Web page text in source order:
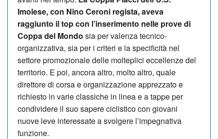
Imolese, con Nino Ceroni regista, aveva
raggiunto il top con l’inserimento nelle prove di
Coppa del Mondo sia per valenza tecnico-
organizzativa, sia per i criteri e la specificità nel
settore promozionale delle molteplici eccellenze del
territorio. E poi, ancora altro, molto altro, quale
direttore di corsa e organizzazione apprezzato e
richiesto in varie classiche in linea e a tappe per
condividere il suo sapere ciclistico con giovani
nuove leve interessate a svolgere l’impegnativa
funzione.